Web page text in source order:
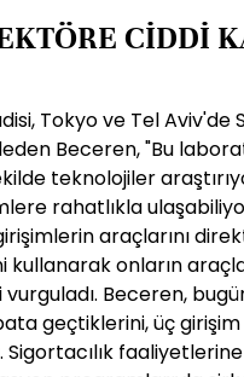
CİDDİ
Tokyo ve Tel Aviv'de
Beceren, "Bu
teknolojiler
rahatlıkla
araçlarını
onların
Beceren,
geçtiklerini, üç
Sigortacılık